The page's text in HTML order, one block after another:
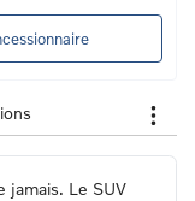
jamais. Le SUV